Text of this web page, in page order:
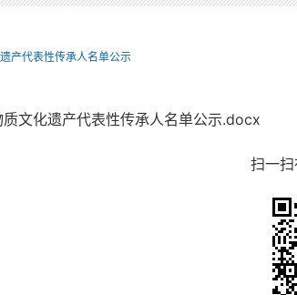
产代表性传承人名单公示
文化遗产代表性传承人名单公示.docx
扫一